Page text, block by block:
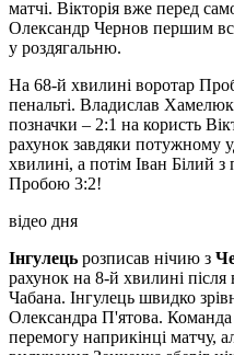
матчі. Вікторія вже перед
Олександр Чернов першим
у роздягальню.
На 68-й хвилині воротар
пенальті. Владислав Хамелюк
позначки – 2:1 на користь
рахунок завдяки потужному
хвилині, а потім Іван Білий з
Пробою 3:2!
відео дня
Інгулець розписав нічию з
рахунок на 8-й хвилині
Чабана. Інгулець швидко
Олександра П'ятова. Команда
перемогу наприкінці матчу,